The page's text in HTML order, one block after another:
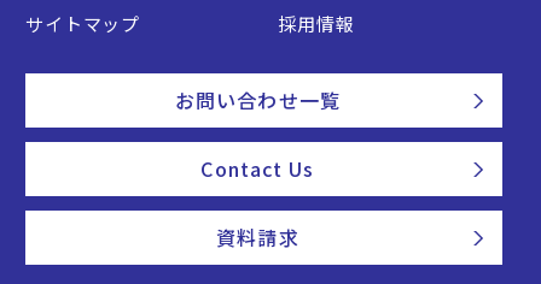
サイトマップ
採用情報
お問い合わせ一覧
Contact Us
資料請求